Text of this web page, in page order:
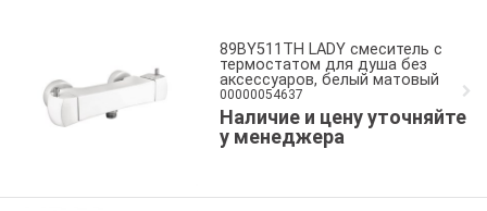
89BY511TH LADY смеситель с
термостатом для душа без
аксессуаров, белый матовый
00000054637
Наличие и цену уточняйте
у менеджера